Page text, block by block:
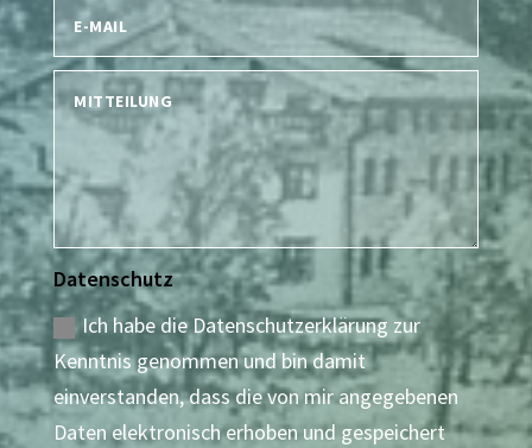
Datenschutz
Ich habe die Datenschutzerklärung zur
Kenntnis genommen und bin damit
einverstanden, dass die von mir angegebenen
Daten elektronisch erhoben und gespeichert